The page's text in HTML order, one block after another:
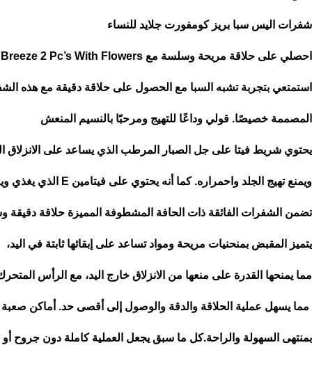
شفرات اليس سبا بريز كومفورت جلايد للنساء
احصلي على حلاقة مريحة وسلسة مع ComfortGlide SPA Breeze 2 Pc’s With Flowers
استمتعي بتجربة تشبه السبا مع الحصول على حلاقة دقيقة مع هذه
المصممة خصيصًا. قولي وداعًا للتهيج ومرحبًا بالنسيم المنعش
يحتوي شريط فيتا على جل الصبار المرطب الذي يساعد على الانزلاق
ويمنع تهيج الجلد واحمراره. كما أنه يحتوي على فيتامين E الذي يغذي ويرطب البشرة ويقلل من سرعة نمو الشعر.
تضمن الشفرات الفائقة ذات الحافة المشطوفة المميزة حلاقة
يتميز المقبض بمنحنيات مريحة ومواد تساعد على إبقائها ثابتة في اليد،
مما يمنحها القدرة على منعها من الانزلاق خارج اليد، مع الرأس
مما يسهل عملية الحلاقة والدقة والوصول إلى أقصى حد. أماكن صعبة
بمنتهى السهولة والراحة.كل ما سبق يجعل العملية كاملة دون جروح